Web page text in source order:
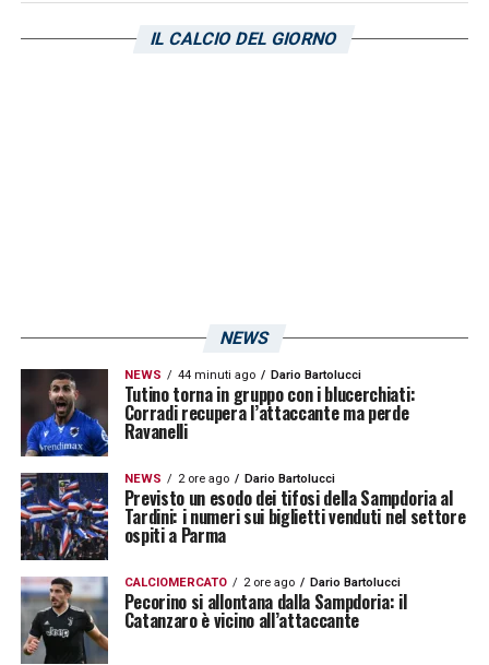
verticalizzazioni fulminee. Per lui, la fase
una vera e propria scossa culturale. Ma cosa
potrebbe dare Pepijn Lijndersalla
Sampdoria?
Mentalità europea:
lavoro e una mentalità vincente ereditata dai
massimi palcoscenici della Premier League e della
Champions League;
valorizzazione dei giovani:
Perfetto per le linee
guida societarie, ha storicamente dimostrato una
grandissima abilità nel lanciare e far esplodere i
talenti dei settori giovanili;
IL CALCIO DEL GIORNO
NEWS
NEWS 44 minuti ago Dario Bartolucci
Tutino torna in gruppo con i blucerchiati:
Corradi recupera l’attaccante ma perde
Ravanelli
NEWS 2 ore ago Dario Bartolucci
Previsto un esodo dei tifosi della Sampdoria al
Tardini: i numeri sui biglietti venduti nel settore
ospiti a Parma
CALCIOMERCATO 2 ore ago Dario Bartolucci
Pecorino si allontana dalla Sampdoria: il
Catanzaro è vicino all’attaccante